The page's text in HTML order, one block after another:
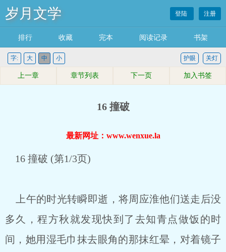
岁月文学 登陆 注册
排行 收藏 完本 阅读记录 书架
字: 大 中 小 关灯
护眼
上一章 章节列表 下一页 加入书签
16 撞破
最新网址：www.wenxue.la
16 撞破 (第1/3页)
上午的时光转瞬即逝，将周应淮他们送走后没
多久，程方秋就发现快到了去知青点做饭的时
间，她用湿毛巾抹去眼角的那抹红晕，对着镜子